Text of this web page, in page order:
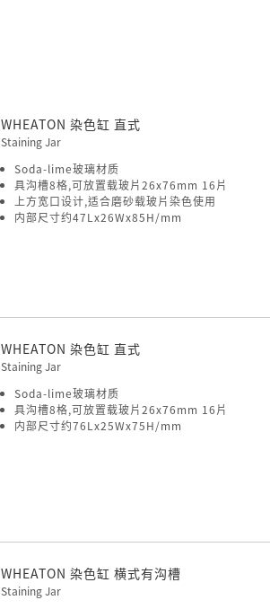
WHEATON 染色缸 直式
Staining Jar
Soda-lime玻璃材质
具沟槽8格,可放置载玻片26x76mm 16片
上方宽口设计,适合磨砂载玻片染色使用
内部尺寸约47Lx26Wx85H/mm
WHEATON 染色缸 直式
Staining Jar
Soda-lime玻璃材质
具沟槽8格,可放置载玻片26x76mm 16片
内部尺寸约76Lx25Wx75H/mm
WHEATON 染色缸 横式有沟槽
Staining Jar